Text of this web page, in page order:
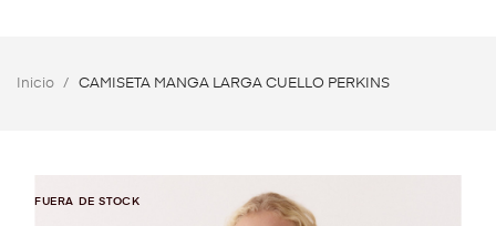
Inicio CAMISETA MANGA LARGA CUELLO PERKINS
FUERA DE STOCK